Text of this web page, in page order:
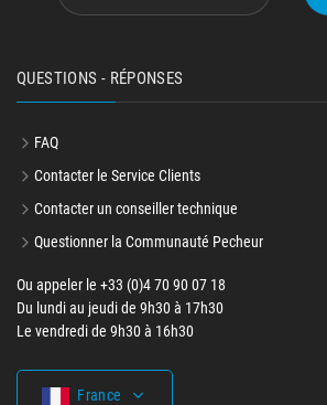
QUESTIONS - RÉPONSES
FAQ
Contacter le Service Clients
Contacter un conseiller technique
Questionner la Communauté Pecheur
Ou appeler le +33 (0)4 70 90 07 18
Du lundi au jeudi de 9h30 à 17h30
Le vendredi de 9h30 à 16h30
France